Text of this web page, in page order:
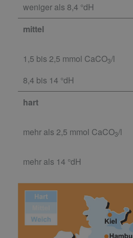
weniger als 8,4 °dH
mittel
1,5 bis 2,5 mmol CaCO3/l
8,4 bis 14 °dH
hart
mehr als 2,5 mmol CaCO3/l
mehr als 14 °dH